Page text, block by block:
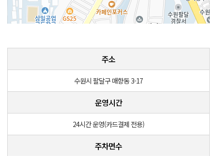
주소
수원시 팔달구 매향동 3-17
운영시간
24시간 운영(카드결제 전용)
주차면수